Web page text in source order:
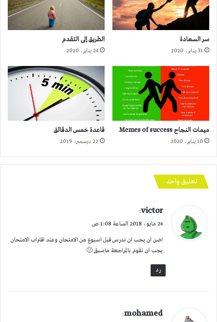
سر السعادة
31 يناير، 2020
الطريق إلى التقدم
24 يناير، 2020
ميمات النجاح Memes of success
10 يناير، 2020
قاعدة خمس الدقائق
22 ديسمبر، 2019
تعليق واحد
ي
ل
victor
:
24 مايو، 2018 الساعة 1:08 ص
اضن ان يجب ان ندرس قبل اسبوع من الامتحان وعند اقتراب الامتحان
يجب ان نقوم بالمراجعة ماسبق 🙂
رد
ي
mohamed
: